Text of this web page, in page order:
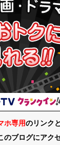
ホ専用のリンク
のブログにアク